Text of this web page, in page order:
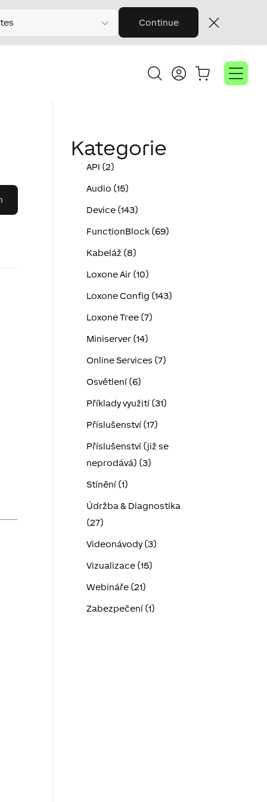
Continue
Kategorie
API (2)
Audio (15)
Device (143)
FunctionBlock (69)
Kabeláž (8)
Loxone Air (10)
Loxone Config (143)
Loxone Tree (7)
Miniserver (14)
Online Services (7)
Osvětlení (6)
Příklady využití (31)
Příslušenství (17)
Příslušenství (již se
neprodává) (3)
Stínění (1)
Údržba & Diagnostika
(27)
Videonávody (3)
Vizualizace (15)
Webináře (21)
Zabezpečení (1)